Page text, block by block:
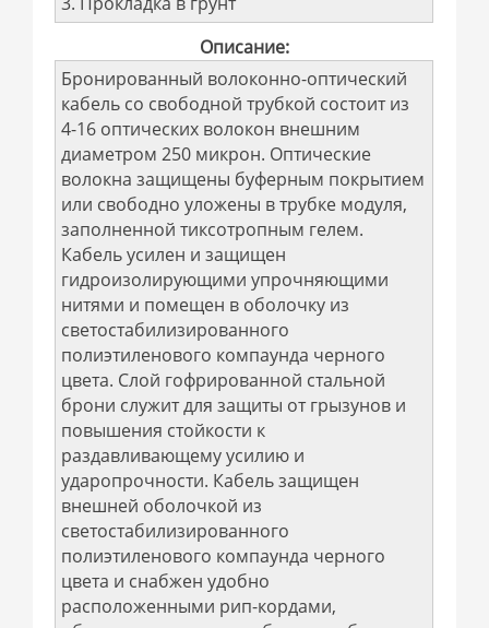
Описание:
Бронированный волоконно-оптический
кабель со свободной трубкой состоит из
4-16 оптических волокон внешним
диаметром 250 микрон. Оптические
волокна защищены буферным покрытием
или свободно уложены в трубке модуля,
заполненной тиксотропным гелем.
Кабель усилен и защищен
гидроизолирующими упрочняющими
нитями и помещен в оболочку из
светостабилизированного
полиэтиленового компаунда черного
цвета. Слой гофрированной стальной
брони служит для защиты от грызунов и
повышения стойкости к
раздавливающему усилию и
ударопрочности. Кабель защищен
внешней оболочкой из
светостабилизированного
полиэтиленового компаунда черного
цвета и снабжен удобно
расположенными рип-кордами,